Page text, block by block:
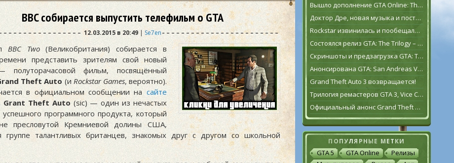
BBC собирается выпустить телефильм о GTA
12.03.2015 в 20:49| Se7en
BBC Two(Великобритания) собирается в
представить зрителям свой новый
полуторачасовой фильм, посвящённый
Theft Auto (и Rockstar Games, вероятно).
в официальном сообщении насайте
Grant Theft Auto(sic) — один из нечастых
программного продукта, который
пресловутой Кремниевой долины США,
группе талантливых британцев, знакомых друг с другом со школьной
Вышло дополнение GTA Online: The Contract
Доктор Дре, новая музыка и постаревший Франклин Клинтон в дополнении GTA Online: The Contract
Rockstar извинилась и пообещала исправить GTA: The Trilogy – The Definitive Edition [обновлено]
Состоялся релиз GTA: The Trilogy – The Definitive Edition
Скриншоты и предзагрузка GTA: The Trilogy – The Definitive Edition
Анонсирована GTA: San Andreas VR для Oculus Quest 2
Grand Theft Auto 3 возвращается!
Трилогия ремастеров GTA 3, Vice City и San Andreas выйдет 11 ноября
Официальный анонс Grand Theft Auto: The Trilogy – The Definitive Edition
ПОПУЛЯРНЫЕ МЕТКИ
GTA 5 GTA Online
Релизы